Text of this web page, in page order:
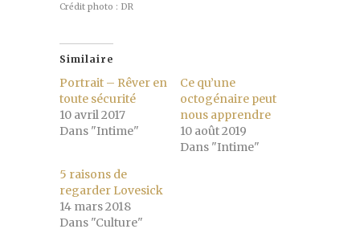
Crédit photo : DR
Similaire
Portrait – Rêver en
toute sécurité
10 avril 2017
Dans "Intime"
Ce qu’une
octogénaire peut
nous apprendre
10 août 2019
Dans "Intime"
5 raisons de
regarder Lovesick
14 mars 2018
Dans "Culture"